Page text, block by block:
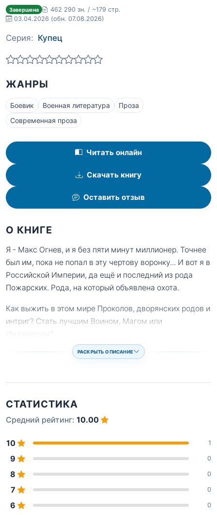
Завершена
462 290 зн. / ~179 стр.
03.04.2026 (обн. 07.08.2026)
Серия: Купец
ЖАНРЫ
Боевик Военная литература
Проза
Современная проза
Читать онлайн
Скачать книгу
Оставить отзыв
О КНИГЕ
Я - Макс Огнев, и я без пяти минут миллионер. Точнее
был им, пока не попал в эту чертову воронку... И вот я в
Российской Империи, да ещё и последний из рода
Пожарских. Рода, на который объявлена охота.
Как выжить в этом мире Проколов, дворянских родов и
интриг? Стать лучшим Воином, Магом или
РАСКРЫТЬ ОПИСАНИЕ
СТАТИСТИКА
Средний рейтинг: 10.00
10 1
9 0
8 0
7 0
6 0